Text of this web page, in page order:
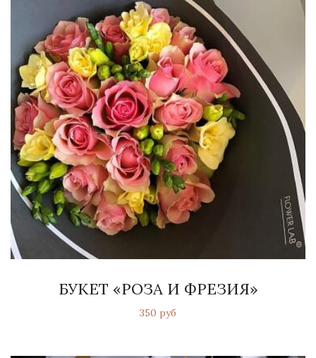
БУКЕТ «РОЗА И ФРЕЗИЯ»
350 руб